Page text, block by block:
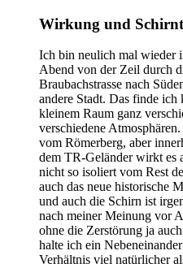
Wirkung und
Ich bin neulich mal wieder
Abend von der Zeil durch
Braubachstrasse nach
andere Stadt. Das finde ich
kleinem Raum ganz
verschiedene
vom Römerberg, aber
dem TR-Geländer wirkt es
nicht so isoliert vom Rest
auch das neue historische
und auch die Schirn ist
nach meiner Meinung vor
ohne die Zerstörung ja
halte ich ein
Verhältnis viel natürlicher